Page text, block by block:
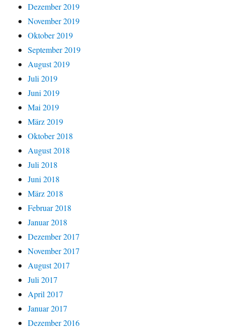
Dezember 2019
November 2019
Oktober 2019
September 2019
August 2019
Juli 2019
Juni 2019
Mai 2019
März 2019
Oktober 2018
August 2018
Juli 2018
Juni 2018
März 2018
Februar 2018
Januar 2018
Dezember 2017
November 2017
August 2017
Juli 2017
April 2017
Januar 2017
Dezember 2016